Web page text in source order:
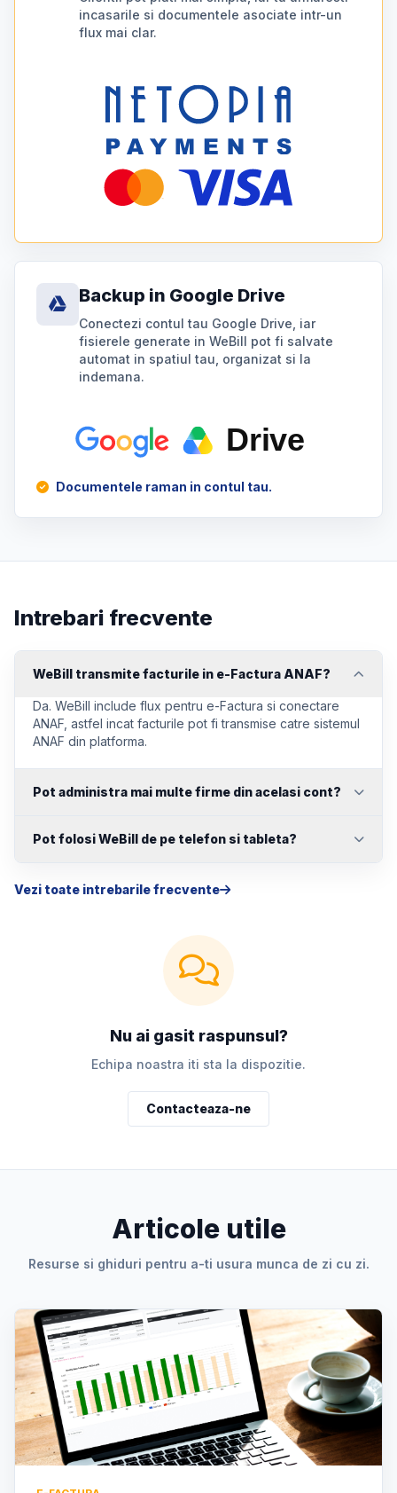
incasarile si documentele asociate intr-un
flux mai clar.
Backup in Google Drive
Conectezi contul tau Google Drive, iar
fisierele generate in WeBill pot fi salvate
automat in spatiul tau, organizat si la
indemana.
Documentele raman in contul tau.
Intrebari frecvente
WeBill transmite facturile in e-Factura ANAF?
Da. WeBill include flux pentru e-Factura si conectare
ANAF, astfel incat facturile pot fi transmise catre sistemul
ANAF din platforma.
Pot administra mai multe firme din acelasi cont?
Pot folosi WeBill de pe telefon si tableta?
Vezi toate intrebarile frecvente
Nu ai gasit raspunsul?
Echipa noastra iti sta la dispozitie.
Contacteaza-ne
Articole utile
Resurse si ghiduri pentru a-ti usura munca de zi cu zi.